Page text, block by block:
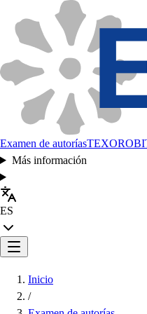
Examen de autoríasTEXORO
Más información
ES
Inicio
/